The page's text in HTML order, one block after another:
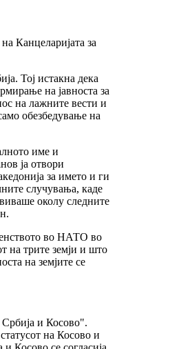
Канцеларијата за
Тој истакна дека
на јавноста за
на лажните вести и
обезбедување на
име и
ја отвори
за името и ги
случувања, каде
околу следните
во НАТО во
на трите земји и што
на земјите се
Србија и Косово".
на Косово и